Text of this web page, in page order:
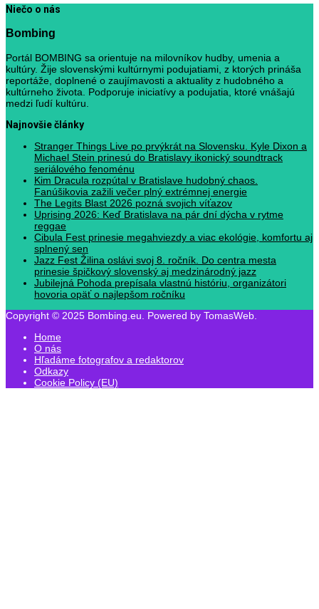
Niečo o nás
Bombing
Portál BOMBING sa orientuje na milovníkov hudby, umenia a
kultúry. Žije slovenskými kultúrnymi podujatiami, z ktorých prináša
reportáže, doplnené o zaujímavosti a aktuality z hudobného a
kultúrneho života. Podporuje iniciatívy a podujatia, ktoré vnášajú
medzi ľudí kultúru.
Najnovšie články
Stranger Things Live po prvýkrát na Slovensku. Kyle Dixon a
Michael Stein prinesú do Bratislavy ikonický soundtrack
seriálového fenoménu
Kim Dracula rozpútal v Bratislave hudobný chaos.
Fanúšikovia zažili večer plný extrémnej energie
The Legits Blast 2026 pozná svojich víťazov
Uprising 2026: Keď Bratislava na pár dní dýcha v rytme
reggae
Cibula Fest prinesie megahviezdy a viac ekológie, komfortu aj
splnený sen
Jazz Fest Žilina oslávi svoj 8. ročník. Do centra mesta
prinesie špičkový slovenský aj medzinárodný jazz
Jubilejná Pohoda prepísala vlastnú históriu, organizátori
hovoria opäť o najlepšom ročníku
Copyright © 2025 Bombing.eu. Powered by TomasWeb.
Home
O nás
Hľadáme fotografov a redaktorov
Odkazy
Cookie Policy (EU)